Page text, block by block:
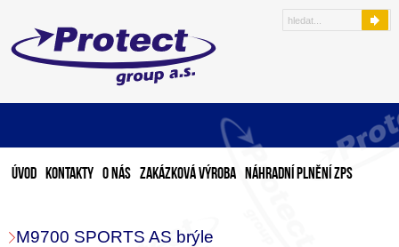
M9700 SPORTS AS brýle
Úvod Kontakty O nás Zakázková výroba Náhradní plnění ZPS